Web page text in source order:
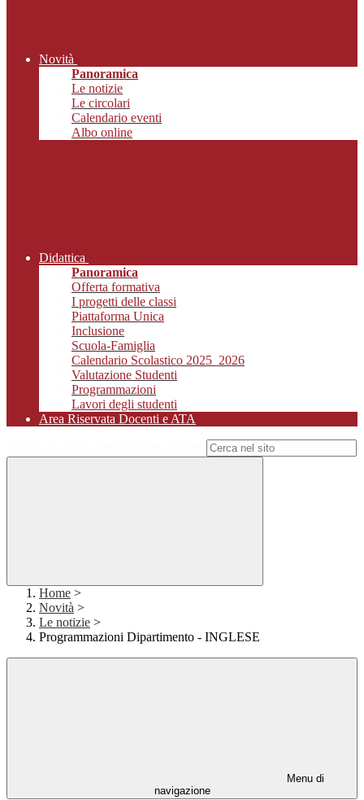
Novità
Panoramica
Le notizie
Le circolari
Calendario eventi
Albo online
Didattica
Panoramica
Offerta formativa
I progetti delle classi
Piattaforma Unica
Inclusione
Scuola-Famiglia
Calendario Scolastico 2025_2026
Valutazione Studenti
Programmazioni
Lavori degli studenti
Area Riservata Docenti e ATA
Home >
Novità >
Le notizie >
Programmazioni Dipartimento - INGLESE
Menu di
navigazione